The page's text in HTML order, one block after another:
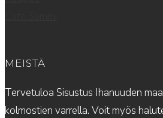
MEISTÄ
Tervetuloa Sisustus Ihanuuden
kolmostien varrella. Voit myös